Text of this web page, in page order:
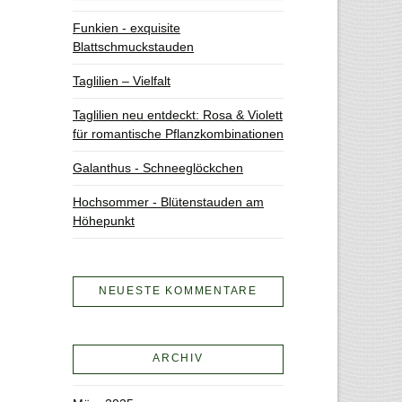
Funkien - exquisite
Blattschmuckstauden
Taglilien – Vielfalt
Taglilien neu entdeckt: Rosa & Violett
für romantische Pflanzkombinationen
Galanthus - Schneeglöckchen
Hochsommer - Blütenstauden am
Höhepunkt
NEUESTE KOMMENTARE
ARCHIV